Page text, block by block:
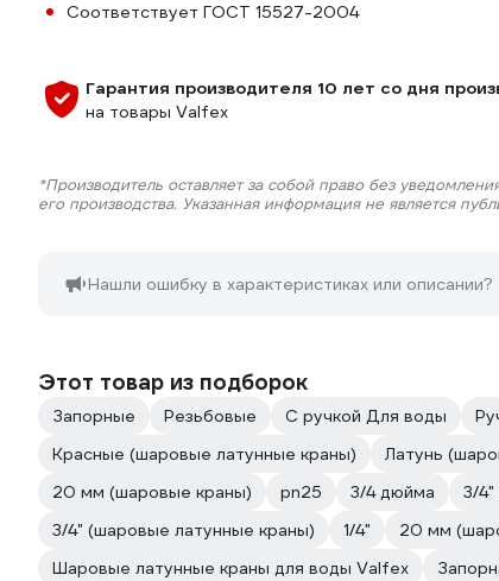
Соответствует ГОСТ 15527-2004
Гарантия производителя 10 лет со дня
на товары Valfex
*Производитель оставляет за собой право без
его производства. Указанная информация не является
Нашли ошибку в характеристиках или описании?
Этот товар из подборок
Запорные Резьбовые С ручкой Для воды
Красные (шаровые латунные краны)
Латунь
20 мм (шаровые краны)
pn25 3/4 дюйма 3/
3/4" (шаровые латунные краны)
1/4" 20 мм
Шаровые латунные краны для воды Valfex